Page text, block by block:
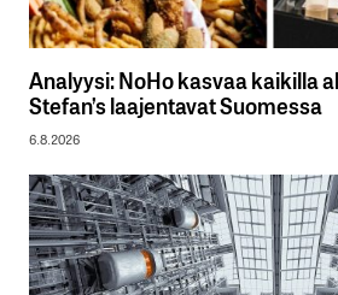
Analyysi: NoHo kasvaa kaikilla
Stefan’s laajentavat Suomessa
6.8.2026